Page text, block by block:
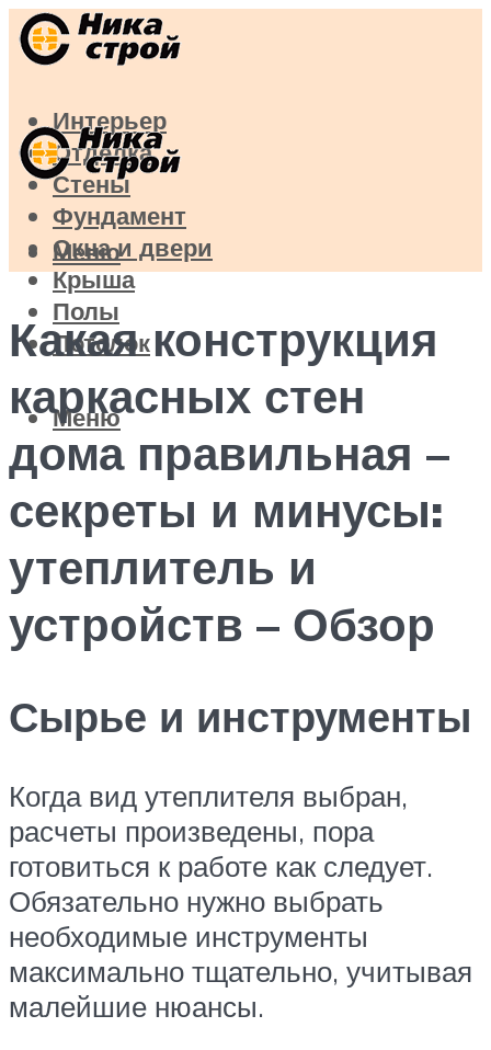
Интерьер
Отделка
Стены
Фундамент
Окна и двери
Крыша
Полы
Потолок
Меню
Меню
Какая конструкция
каркасных стен
дома правильная –
секреты и минусы:
утеплитель и
устройств – Обзор
Сырье и инструменты
Когда вид утеплителя выбран,
расчеты произведены, пора
готовиться к работе как следует.
Обязательно нужно выбрать
необходимые инструменты
максимально тщательно, учитывая
малейшие нюансы.